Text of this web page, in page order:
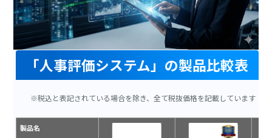
「人事評価システム」の製品比較表
※税込と表記されている場合を除き、全て税抜価格を記載しています
製品名